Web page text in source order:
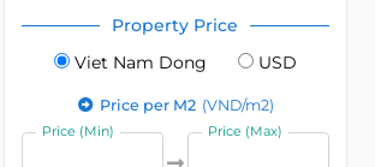
Property Price
Viet Nam Dong
USD
Price per M2 (VND/m2)
Price (Min) Price (Max)